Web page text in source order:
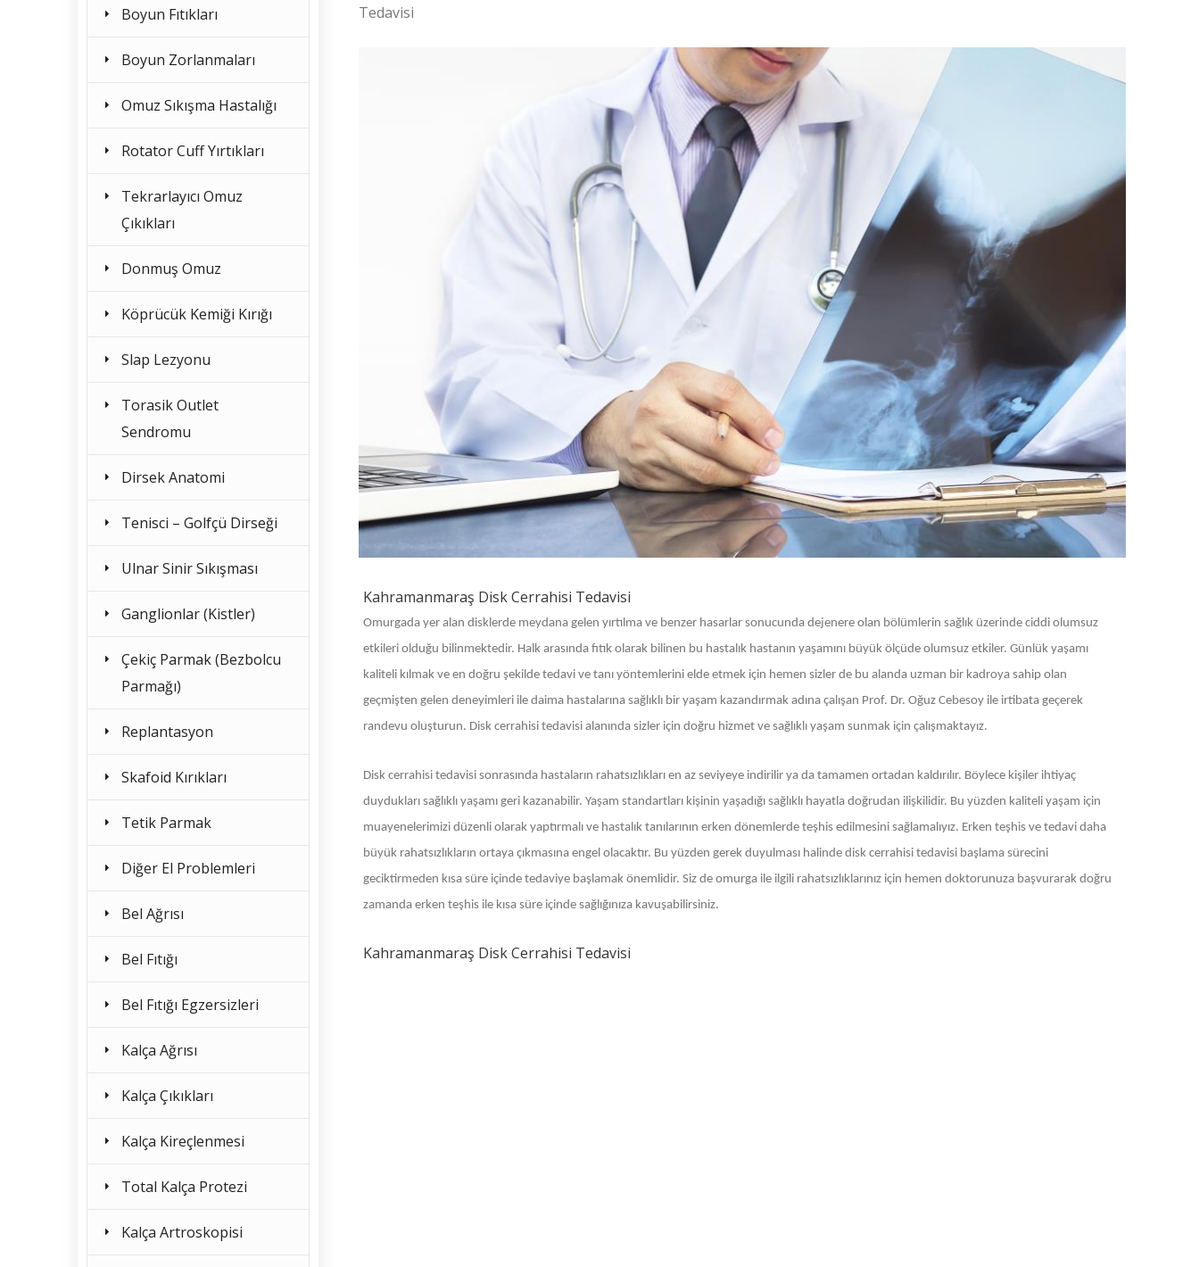
Tedavisi
Kahramanmaraş Disk Cerrahisi Tedavisi
Omurgada yer alan disklerde meydana gelen yırtılma ve benzer hasarlar sonucunda dejenere olan bölümlerin sağlık üzerinde ciddi olumsuz
etkileri olduğu bilinmektedir. Halk arasında fıtık olarak bilinen bu hastalık hastanın yaşamını büyük ölçüde olumsuz etkiler. Günlük yaşamı
kaliteli kılmak ve en doğru şekilde tedavi ve tanı yöntemlerini elde etmek için hemen sizler de bu alanda uzman bir kadroya sahip olan
geçmişten gelen deneyimleri ile daima hastalarına sağlıklı bir yaşam kazandırmak adına çalışan Prof. Dr. Oğuz Cebesoy ile irtibata geçerek
randevu oluşturun. Disk cerrahisi tedavisi alanında sizler için doğru hizmet ve sağlıklı yaşam sunmak için çalışmaktayız.
Disk cerrahisi tedavisi sonrasında hastaların rahatsızlıkları en az seviyeye indirilir ya da tamamen ortadan kaldırılır. Böylece kişiler ihtiyaç
duydukları sağlıklı yaşamı geri kazanabilir. Yaşam standartları kişinin yaşadığı sağlıklı hayatla doğrudan ilişkilidir. Bu yüzden kaliteli yaşam için
muayenelerimizi düzenli olarak yaptırmalı ve hastalık tanılarının erken dönemlerde teşhis edilmesini sağlamalıyız. Erken teşhis ve tedavi daha
büyük rahatsızlıkların ortaya çıkmasına engel olacaktır. Bu yüzden gerek duyulması halinde disk cerrahisi tedavisi başlama sürecini
geciktirmeden kısa süre içinde tedaviye başlamak önemlidir. Siz de omurga ile ilgili rahatsızlıklarınız için hemen doktorunuza başvurarak doğru
zamanda erken teşhis ile kısa süre içinde sağlığınıza kavuşabilirsiniz.
Kahramanmaraş Disk Cerrahisi Tedavisi
Boyun Fıtıkları
Boyun Zorlanmaları
Omuz Sıkışma Hastalığı
Rotator Cuff Yırtıkları
Tekrarlayıcı Omuz
Çıkıkları
Donmuş Omuz
Köprücük Kemiği Kırığı
Slap Lezyonu
Torasik Outlet
Sendromu
Dirsek Anatomi
Tenisci – Golfçü Dirseği
Ulnar Sinir Sıkışması
Ganglionlar (Kistler)
Çekiç Parmak (Bezbolcu
Parmağı)
Replantasyon
Skafoid Kırıkları
Tetik Parmak
Diğer El Problemleri
Bel Ağrısı
Bel Fıtığı
Bel Fıtığı Egzersizleri
Kalça Ağrısı
Kalça Çıkıkları
Kalça Kireçlenmesi
Total Kalça Protezi
Kalça Artroskopisi